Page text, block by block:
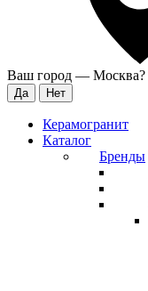
Ваш город — Москва?
Керамогранит
Каталог
Бренды